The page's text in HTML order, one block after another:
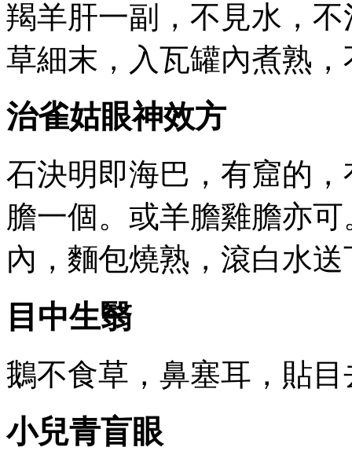
羯羊肝一副，不見水，
草細末，入瓦罐內煮熟
治雀姑眼神效方
石決明即海巴，有窟的
膽一個。或羊膽雞膽亦
內，麵包燒熟，滾白水
目中生翳
鵝不食草，鼻塞耳，貼
小兒青盲眼